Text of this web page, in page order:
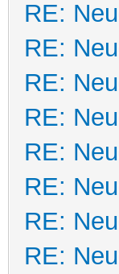
RE:
RE:
RE:
RE:
RE:
RE:
RE:
RE: